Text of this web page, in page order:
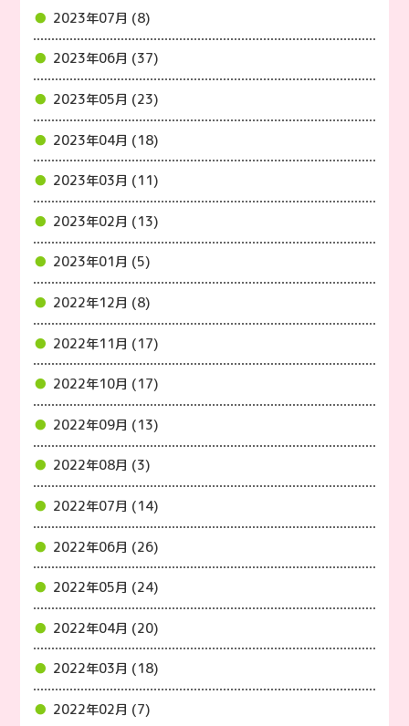
2023年07月 (8)
2023年06月 (37)
2023年05月 (23)
2023年04月 (18)
2023年03月 (11)
2023年02月 (13)
2023年01月 (5)
2022年12月 (8)
2022年11月 (17)
2022年10月 (17)
2022年09月 (13)
2022年08月 (3)
2022年07月 (14)
2022年06月 (26)
2022年05月 (24)
2022年04月 (20)
2022年03月 (18)
2022年02月 (7)